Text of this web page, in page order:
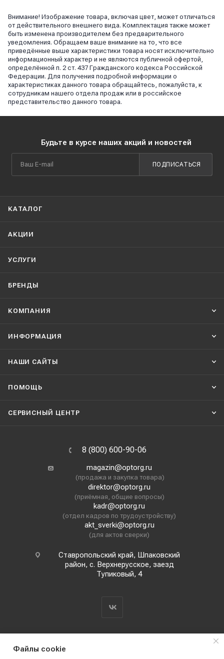
Внимание! Изображение товара, включая цвет, может отличаться
от действительного внешнего вида. Комплектация также может
быть изменена производителем без предварительного
уведомления. Обращаем ваше внимание на то, что все
приведённые выше характеристики товара носят исключительно
информационный характер и не являются публичной офертой,
определённой п. 2 ст. 437 Гражданского кодекса Российской
Федерации. Для получения подробной информации о
характеристиках данного товара обращайтесь, пожалуйста, к
сотрудникам нашего отдела продаж или в российское
представительство данного товара.
Будьте в курсе наших акций и новостей
ПОДПИСАТЬСЯ
КАТАЛОГ
АКЦИИ
УСЛУГИ
БРЕНДЫ
КОМПАНИЯ
ИНФОРМАЦИЯ
НАШИ CАЙТЫ
ПОМОЩЬ
СЕРВИСНЫЙ ЦЕНТР
8 (800) 600-90-06
magazin@optorg.ru
(продажа и закупка товара)
direktor@optorg.ru
(приёмная, общие вопросы)
kadr@optorg.ru
(отдел кадров по трудоустройству)
akt_sverki@optorg.ru
(для актов сверки)
Ставропольский край, Шпаковский
район, с. Верхнерусское, заезд
Тупиковый, 4
Файлы cookie